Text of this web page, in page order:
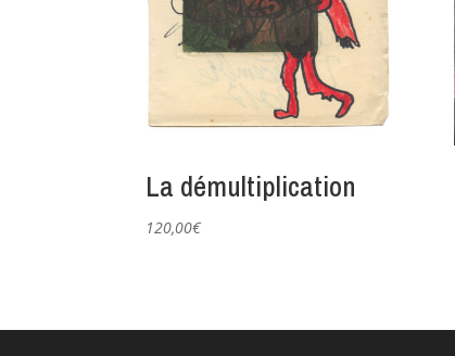
La démultiplication
120,00€